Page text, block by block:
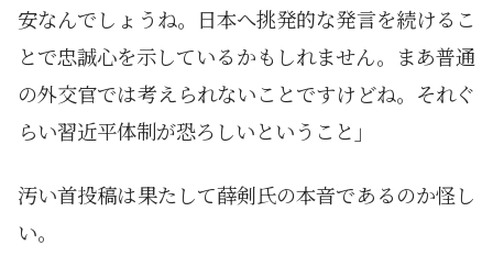
安なんでしょうね。日本へ挑発的な発言を続けるこ
とで忠誠心を示しているかもしれません。まあ普通
の外交官では考えられないことですけどね。それぐ
らい習近平体制が恐ろしいということ」
汚い首投稿は果たして薛剣氏の本音であるのか怪し
い。